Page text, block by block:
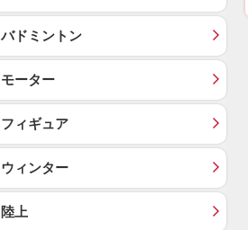
バドミントン
モーター
フィギュア
ウィンター
陸上